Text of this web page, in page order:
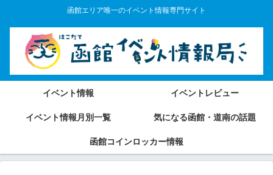
函館エリア唯一のイベント情報専門サイト
イベント情報 イベントレビュー
イベント情報月別一覧 気になる函館・道南の話題
函館コインロッカー情報